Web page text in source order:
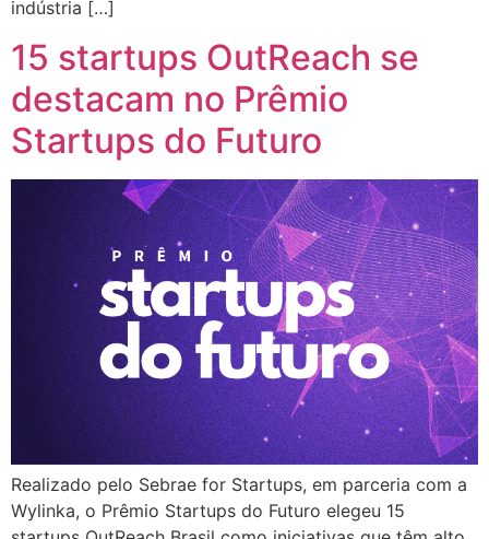
indústria […]
15 startups OutReach se
destacam no Prêmio
Startups do Futuro
Realizado pelo Sebrae for Startups, em parceria com a
Wylinka, o Prêmio Startups do Futuro elegeu 15